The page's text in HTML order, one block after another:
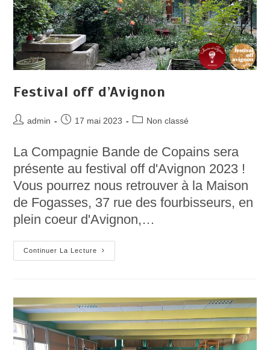
Festival off d’Avignon
Auteur/autrice
la
publication :
admin
Post17 mai 2023
PostNon classé
La Compagnie Bande de Copains sera
présente au festival off d'Avignon 2023 !
Vous pourrez nous retrouver à la Maison
de Fogasses, 37 rue des fourbisseurs, en
plein coeur d'Avignon,…
Continuer La Lecture
Festival
Off